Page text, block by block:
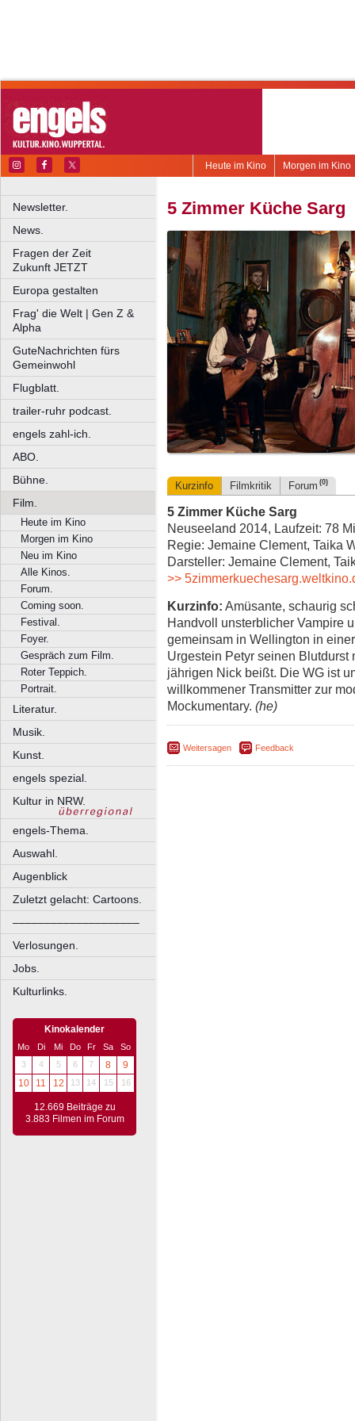
Morgen im Kino
Heute im Kino
Newsletter.
News.
Fragen der Zeit
Zukunft JETZT
Europa gestalten
Frag' die Welt | Gen Z &
Alpha
GuteNachrichten fürs
Gemeinwohl
Flugblatt.
trailer-ruhr podcast.
engels zahl-ich.
ABO.
Bühne.
Film.
Heute im Kino
Morgen im Kino
Neu im Kino
Alle Kinos.
Forum.
Coming soon.
Festival.
Foyer.
Gespräch zum Film.
Roter Teppich.
Portrait.
Literatur.
Musik.
Kunst.
engels spezial.
Kultur in NRW.
engels-Thema.
Auswahl.
Augenblick
Zuletzt gelacht: Cartoons.
––––––––––––––––––––
Verlosungen.
Jobs.
Kulturlinks.
Kinokalender
Mo Di Mi Do Fr Sa
So
3
4 5 6 7 8
9
10
11 12 13 14 15 16
12.669 Beiträge zu
3.883 Filmen im Forum
5 Zimmer Küche Sarg
Kurzinfo Filmkritik Forum (0)
5 Zimmer Küche Sarg
Neuseeland 2014, Laufzeit: 78
Regie: Jemaine Clement, Taika
Darsteller: Jemaine Clement,
>>
Kurzinfo: Amüsante, schaurig
Handvoll unsterblicher Vampire
gemeinsam in Wellington in
Urgestein Petyr seinen
jährigen Nick beißt. Die WG ist
willkommener Transmitter zur
Mockumentary. (he)
Weitersagen Feedback